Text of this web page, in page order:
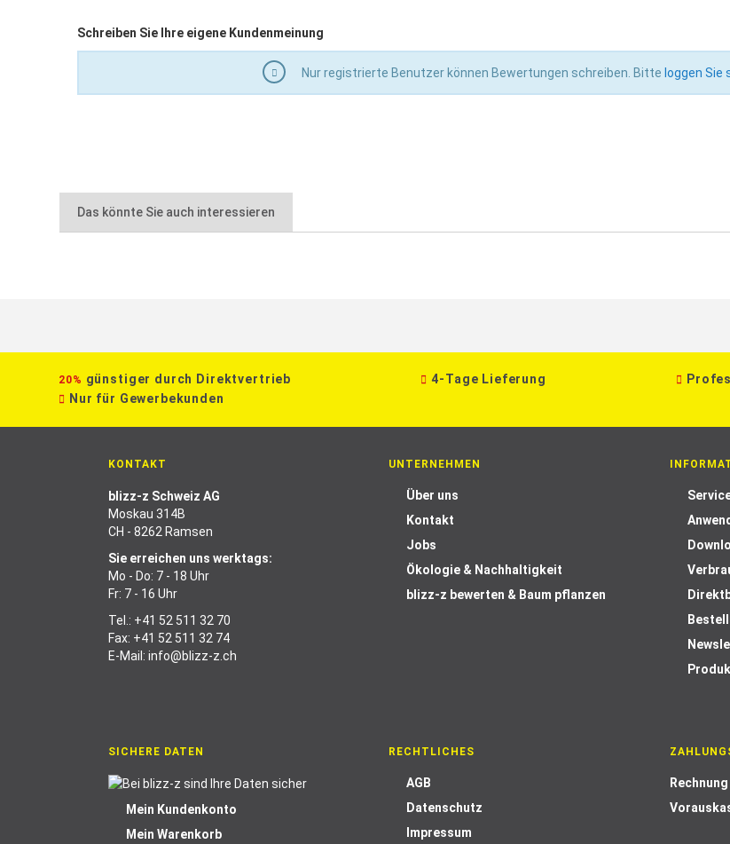
Schreiben Sie Ihre eigene Kundenmeinung
Nur registrierte Benutzer können Bewertungen schreiben. Bitte loggen Sie
Das könnte Sie auch interessieren
20% günstiger durch Direktvertrieb 4-Tage Lieferung
Nur für Gewerbekunden
KONTAKT
blizz-z Schweiz AG
Moskau 314B
CH - 8262 Ramsen
Sie erreichen uns werktags:
Mo - Do: 7 - 18 Uhr
Fr: 7 - 16 Uhr
Tel.: +41 52 511 32 70
Fax: +41 52 511 32 74
E-Mail: info@blizz-z.ch
UNTERNEHMEN
Über uns
Kontakt
Jobs
Ökologie & Nachhaltigkeit
blizz-z bewerten & Baum pflanzen
SICHERE DATEN
Mein Kundenkonto
Mein Warenkorb
RECHTLICHES
AGB
Datenschutz
Impressum
Rechnung